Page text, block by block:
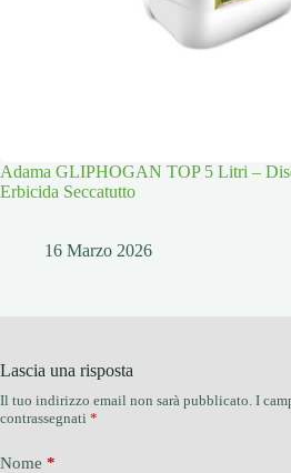
Adama GLIPHOGAN TOP 5 Litri –
Erbicida Seccatutto
16 Marzo 2026
Lascia una risposta
Il tuo indirizzo email non sarà pubblicato. I
contrassegnati *
Nome *